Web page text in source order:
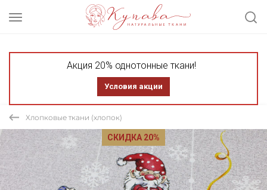
Акция 20% однотонные ткани!
Условия акции
Хлопковые ткани (хлопок)
СКИДКА 20%